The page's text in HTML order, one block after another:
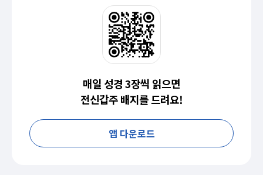
매일 성경 3장씩 읽으면
전신갑주 배지를 드려요!
앱 다운로드